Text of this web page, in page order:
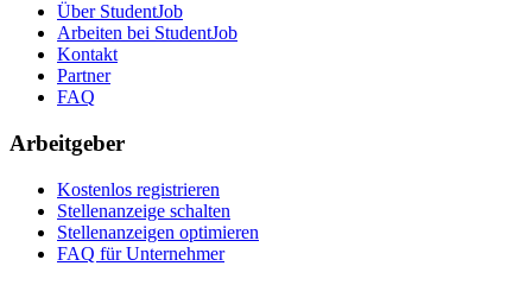
Über StudentJob
Arbeiten bei StudentJob
Kontakt
Partner
FAQ
Arbeitgeber
Kostenlos registrieren
Stellenanzeige schalten
Stellenanzeigen optimieren
FAQ für Unternehmer